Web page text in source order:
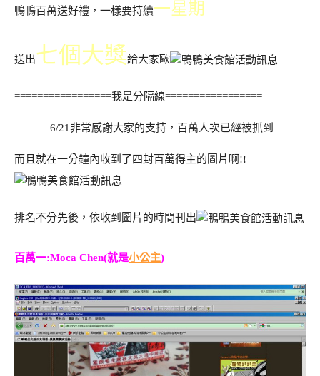
鴨鴨百萬送好禮，一樣要持續一星期
送出七個大獎給大家歐
=================我是分隔線=================
6/21非常感謝大家的支持，百萬人次已經被抓到
而且就在一分鐘內收到了四封百萬得主的圖片啊!!
排名不分先後，依收到圖片的時間刊出
百萬一:Moca Chen(就是小公主)